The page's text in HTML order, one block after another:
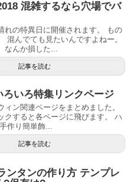
混雑するなら穴場でバ
れの特異日に開催されます。 もの
混んでても見たいんですよねー。
なんか損した...
記事を読む
ろいろ特集リンクページ
ィン関連ページをまとめました。
クすると各ページに飛びます。 ハ
作り簡単飾...
記事を読む
ンタンの作り方 テンプレ